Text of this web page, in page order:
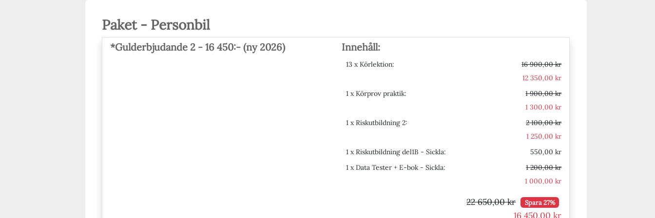
Paket - Personbil
*Gulderbjudande 2 - 16 450:- (ny 2026) Innehåll:
13 x Körlektion:
16 900,00 kr
12 350,00 kr
1 x Körprov praktik:
1 900,00 kr
1 300,00 kr
1 x Riskutbildning 2:
2 100,00 kr
1 250,00 kr
1 x Riskutbildning del1B - Sickla:
550,00 kr
1 x Data Tester + E-bok - Sickla:
1 200,00 kr
1 000,00 kr
22 650,00 kr Spara 27%
16 450,00 kr